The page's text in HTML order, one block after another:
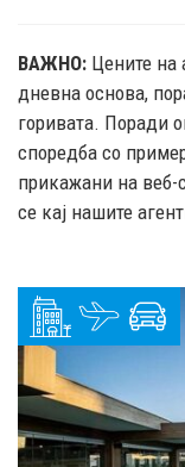
ВАЖНО: Цените на
дневна основа,
горивата. Поради
споредба со
прикажани на веб-
се кај нашите